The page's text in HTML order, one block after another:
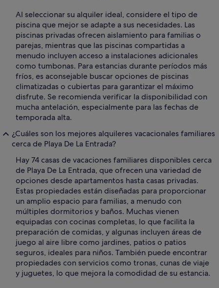
Al seleccionar su alquiler ideal, considere el tipo de
piscina que mejor se adapte a sus necesidades. Las
piscinas privadas ofrecen aislamiento para familias o
parejas, mientras que las piscinas compartidas a
menudo incluyen acceso a instalaciones adicionales
como tumbonas. Para estancias durante períodos más
fríos, es aconsejable buscar opciones de piscinas
climatizadas o cubiertas para garantizar el máximo
disfrute. Se recomienda verificar la disponibilidad con
mucha antelación, especialmente para las fechas de
temporada alta.
¿Cuáles son los mejores alquileres vacacionales familiares
cerca de Playa De La Entrada?
Hay 74 casas de vacaciones familiares disponibles cerca
de Playa De La Entrada, que ofrecen una variedad de
opciones desde apartamentos hasta casas privadas.
Estas propiedades están diseñadas para proporcionar
un amplio espacio para familias, a menudo con
múltiples dormitorios y baños. Muchas vienen
equipadas con cocinas completas, lo que facilita la
preparación de comidas, y algunas incluyen áreas de
juego al aire libre como jardines, patios o patios
seguros, ideales para niños. También puede encontrar
propiedades con servicios como tronas, cunas de viaje
y juguetes, lo que mejora la comodidad de su estancia.